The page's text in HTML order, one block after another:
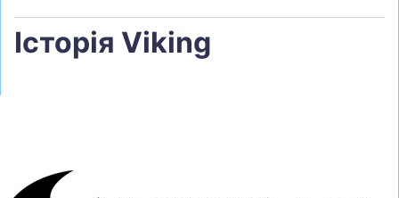
Історія Viking